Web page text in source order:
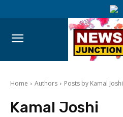
Home Authors Posts by Kamal Joshi
Kamal Joshi